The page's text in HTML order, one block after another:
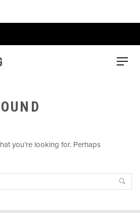
Menu
you’re looking for. Perhaps